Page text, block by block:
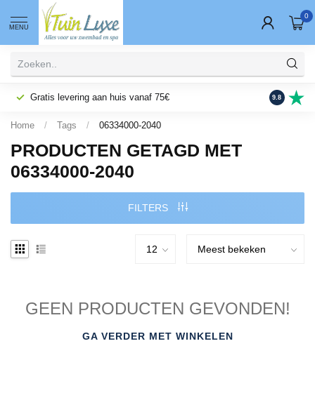
MENU
0
Gratis levering aan huis vanaf 75€ Fysieke
9.8
Home / Tags / 06334000-2040
PRODUCTEN GETAGD MET
06334000-2040
FILTERS
GEEN PRODUCTEN GEVONDEN!
GA VERDER MET WINKELEN